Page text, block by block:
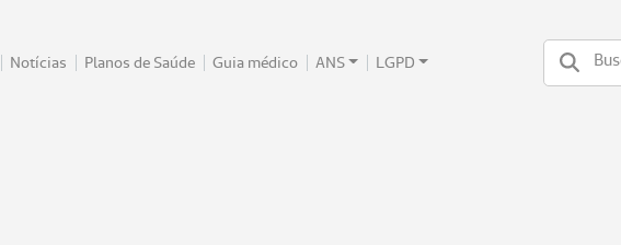
Notícias Planos de Saúde Guia médico ANS LGPD